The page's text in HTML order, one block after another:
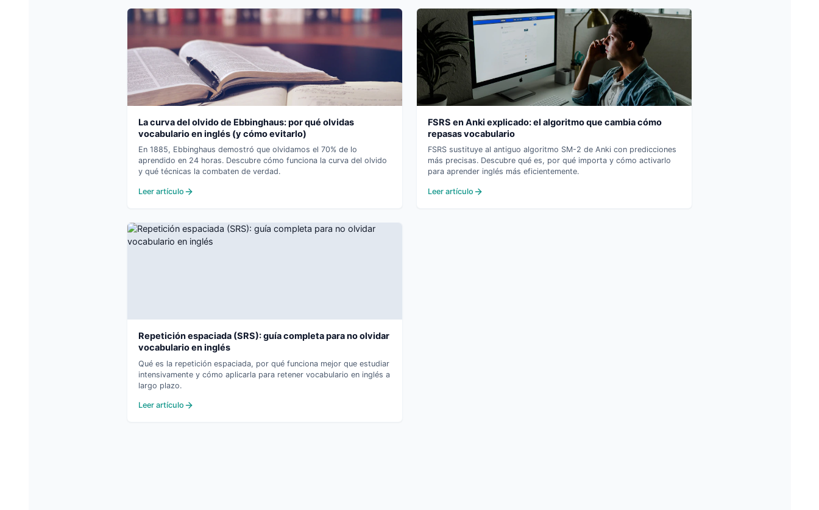
La curva del olvido de Ebbinghaus: por qué olvidas
vocabulario en inglés (y cómo evitarlo)
En 1885, Ebbinghaus demostró que olvidamos el 70% de lo
aprendido en 24 horas. Descubre cómo funciona la curva del olvido
y qué técnicas la combaten de verdad.
Leer artículo
FSRS en Anki explicado: el algoritmo que cambia cómo
repasas vocabulario
FSRS sustituye al antiguo algoritmo SM-2 de Anki con predicciones
más precisas. Descubre qué es, por qué importa y cómo activarlo
para aprender inglés más eficientemente.
Leer artículo
Repetición espaciada (SRS): guía completa para no olvidar
vocabulario en inglés
Qué es la repetición espaciada, por qué funciona mejor que estudiar
intensivamente y cómo aplicarla para retener vocabulario en inglés a
largo plazo.
Leer artículo